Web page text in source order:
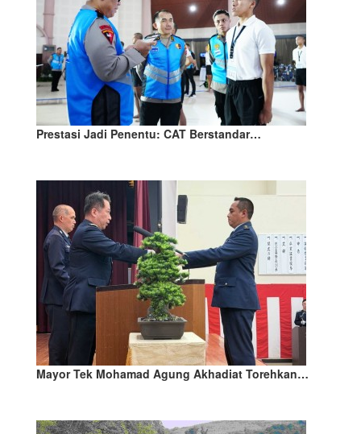
Prestasi Jadi Penentu: CAT Berstandar…
Mayor Tek Mohamad Agung Akhadiat Torehkan…